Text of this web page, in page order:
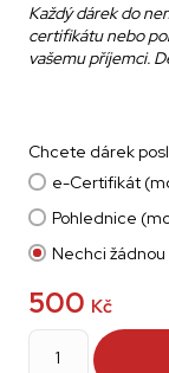
Každý dárek do
certifikátu nebo
vašemu příjemci.
Chcete dárek
e-Certifikát
Pohlednice
Nechci
500 Kč
Megafon
quantity